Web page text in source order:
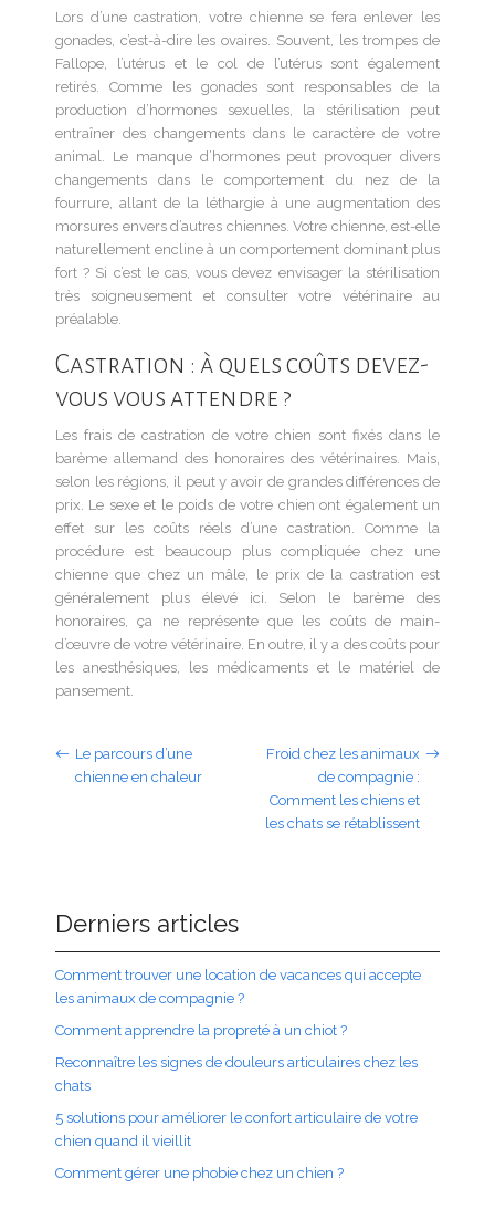
Lors d’une castration, votre chienne se fera enlever les
gonades, c’est-à-dire les ovaires. Souvent, les trompes de
Fallope, l’utérus et le col de l’utérus sont également
retirés. Comme les gonades sont responsables de la
production d’hormones sexuelles, la stérilisation peut
entraîner des changements dans le caractère de votre
animal. Le manque d’hormones peut provoquer divers
changements dans le comportement du nez de la
fourrure, allant de la léthargie à une augmentation des
morsures envers d’autres chiennes. Votre chienne, est-elle
naturellement encline à un comportement dominant plus
fort ? Si c’est le cas, vous devez envisager la stérilisation
très soigneusement et consulter votre vétérinaire au
préalable.
Castration : à quels coûts devez-
vous vous attendre ?
Les frais de castration de votre chien sont fixés dans le
barème allemand des honoraires des vétérinaires. Mais,
selon les régions, il peut y avoir de grandes différences de
prix. Le sexe et le poids de votre chien ont également un
effet sur les coûts réels d’une castration. Comme la
procédure est beaucoup plus compliquée chez une
chienne que chez un mâle, le prix de la castration est
généralement plus élevé ici. Selon le barème des
honoraires, ça ne représente que les coûts de main-
d’œuvre de votre vétérinaire. En outre, il y a des coûts pour
les anesthésiques, les médicaments et le matériel de
pansement.
Le parcours d’une
chienne en chaleur
Froid chez les animaux
de compagnie :
Comment les chiens et
les chats se rétablissent
Derniers articles
Comment trouver une location de vacances qui accepte
les animaux de compagnie ?
Comment apprendre la propreté à un chiot ?
Reconnaître les signes de douleurs articulaires chez les
chats
5 solutions pour améliorer le confort articulaire de votre
chien quand il vieillit
Comment gérer une phobie chez un chien ?